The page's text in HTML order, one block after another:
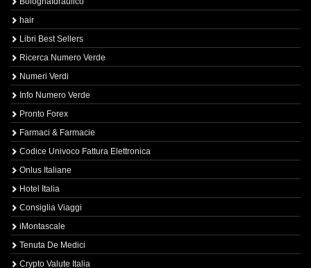
hair
Libri Best Sellers
Ricerca Numero Verde
Numeri Verdi
Info Numero Verde
Pronto Forex
Farmaci & Farmacie
Codice Univoco Fattura Elettronica
Onlus Italiane
Hotel Italia
Consiglia Viaggi
iMontascale
Tenuta De Medici
Crypto Valute Italia